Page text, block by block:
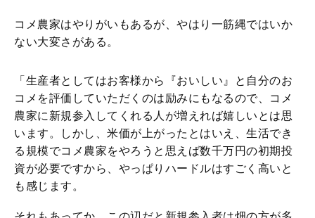
コメ農家はやりがいもあるが、やはり一筋縄ではいか
ない大変さがある。
「生産者としてはお客様から『おいしい』と自分のお
コメを評価していただくのは励みにもなるので、コメ
農家に新規参入してくれる人が増えれば嬉しいとは思
います。しかし、米価が上がったとはいえ、生活でき
る規模でコメ農家をやろうと思えば数千万円の初期投
資が必要ですから、やっぱりハードルはすごく高いと
も感じます。